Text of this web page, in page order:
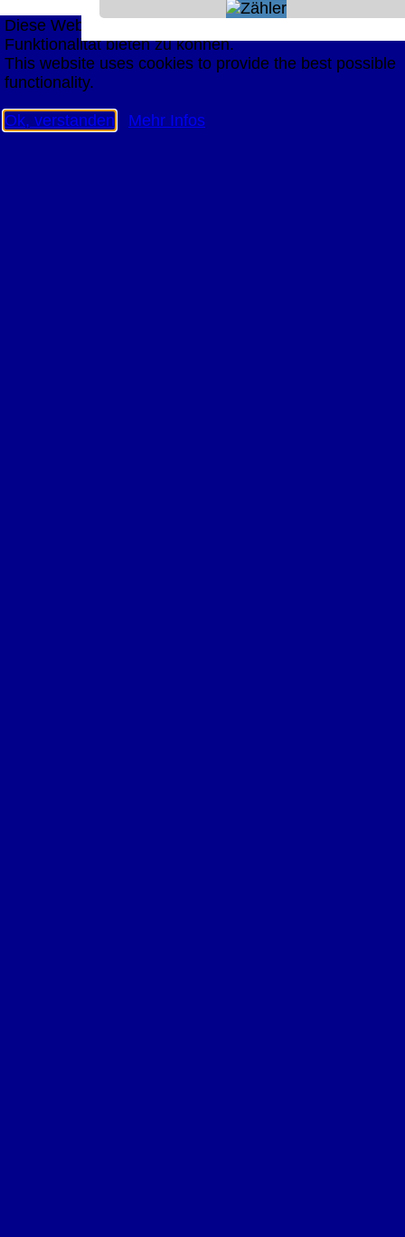
Diese Website nutzt Cookies, um bestmögliche
Funktionalität bieten zu können.
This website uses cookies to provide the best possible
functionality.
Ok, verstanden Mehr Infos